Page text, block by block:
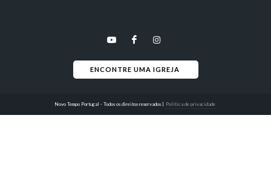
ENCONTRE UMA IGREJA
Novo Tempo Portugal - Todos os direitos reservados| Política de privacidade